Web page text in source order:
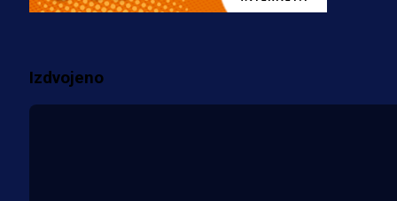
Više vijesti
Izdvojeno